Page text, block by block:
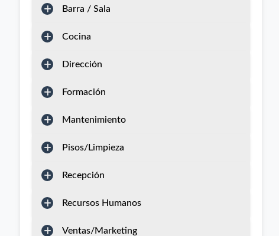
Barra / Sala
Cocina
Dirección
Formación
Mantenimiento
Pisos/Limpieza
Recepción
Recursos Humanos
Ventas/Marketing